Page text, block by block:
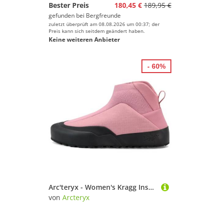
Bester Preis
180,45 € 189,95 €
gefunden bei Bergfreunde
zuletzt überprüft am 08.08.2026 um 00:37; der
Preis kann sich seitdem geändert haben.
Keine weiteren Anbieter
Arc'teryx - Women's Kragg Insulated - Winterschuhe Gr 36 2/3 rosa/schwarz
von Arcteryx
- 60%